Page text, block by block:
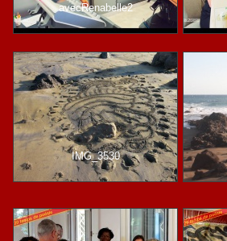
avecRenabelle2
IMG_3530